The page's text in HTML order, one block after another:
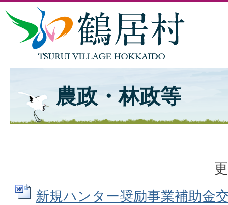
農政・林政等
新規ハンター奨励事業補助金